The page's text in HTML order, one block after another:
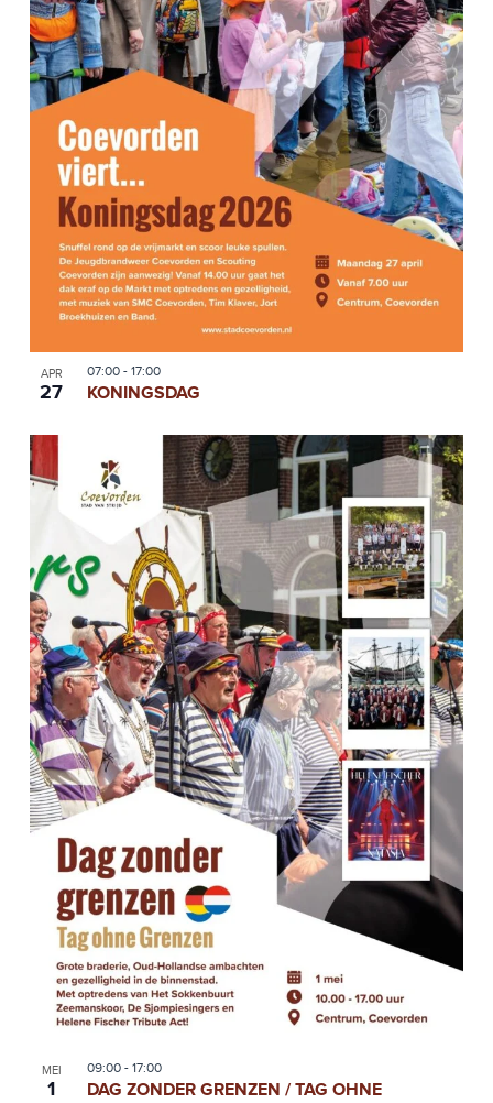
T
E
N
Z
O
E
K
E
E
N
W
E
E
R
G
E
V
E
N
N
A
V
I
E
E
R
G
A
V
E
N
V
G
A
T
I
E
APR
27
07:00 - 17:00
KONINGSDAG
MEI
1
09:00 - 17:00
DAG ZONDER GRENZEN / TAG OHNE